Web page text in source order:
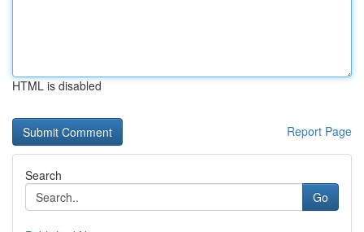
HTML is disabled
Report Page
Search
Go